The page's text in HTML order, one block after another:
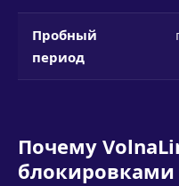
Пробный
период
Почему
блокировками